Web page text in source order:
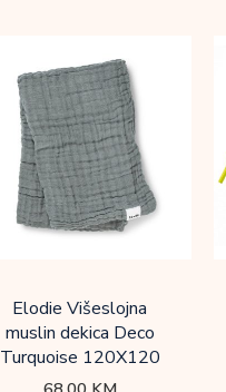
Elodie Višeslojna
muslin dekica Deco
Turquoise 120X120